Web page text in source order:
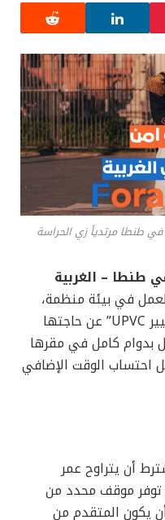
طنطا مرتدياً زي الحراسة
طنطا – الغربية
في بيئة منظمة،
فهذه فرصتك. أعلنت شركة “بريميير UPVC” عن حاجتها
بدوام كامل في مقرها
احتساب الوقت الإضافي
أن يتراوح عمر
25 و40 عاماً، مع توفر موقف محدد من
يكون المتقدم من